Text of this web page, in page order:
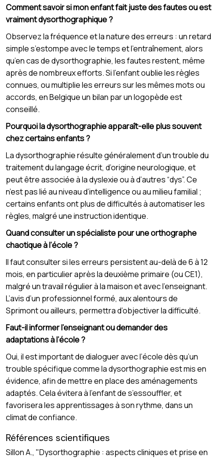
Comment savoir si mon enfant fait juste des fautes ou est
vraiment dysorthographique ?
Observez la fréquence et la nature des erreurs : un retard
simple s’estompe avec le temps et l’entraînement, alors
qu’en cas de dysorthographie, les fautes restent, même
après de nombreux efforts. Si l’enfant oublie les règles
connues, ou multiplie les erreurs sur les mêmes mots ou
accords, en Belgique un bilan par un logopède est
conseillé.
Pourquoi la dysorthographie apparaît-elle plus souvent
chez certains enfants ?
La dysorthographie résulte généralement d’un trouble du
traitement du langage écrit, d’origine neurologique, et
peut être associée à la dyslexie ou à d’autres “dys”. Ce
n’est pas lié au niveau d’intelligence ou au milieu familial ;
certains enfants ont plus de difficultés à automatiser les
règles, malgré une instruction identique.
Quand consulter un spécialiste pour une orthographe
chaotique à l’école ?
Il faut consulter si les erreurs persistent au-delà de 6 à 12
mois, en particulier après la deuxième primaire (ou CE1),
malgré un travail régulier à la maison et avec l’enseignant.
L’avis d’un professionnel formé, aux alentours de
Sprimont ou ailleurs, permettra d’objectiver la difficulté.
Faut-il informer l’enseignant ou demander des
adaptations à l’école ?
Oui, il est important de dialoguer avec l’école dès qu’un
trouble spécifique comme la dysorthographie est mis en
évidence, afin de mettre en place des aménagements
adaptés. Cela évitera à l’enfant de s’essouffler, et
favorisera les apprentissages à son rythme, dans un
climat de confiance.
Références scientifiques
Sillon A., "Dysorthographie : aspects cliniques et prise en